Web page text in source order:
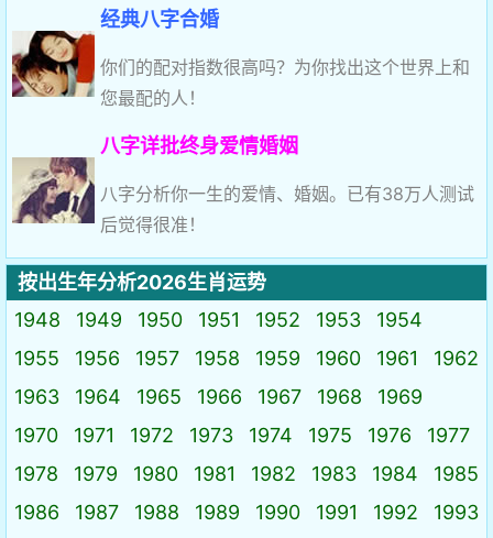
经典八字合婚
你们的配对指数很高吗？为你找出这个世界上和
您最配的人！
八字详批终身爱情婚姻
八字分析你一生的爱情、婚姻。已有38万人测试
后觉得很准！
按出生年分析2026生肖运势
1948
1949 1950 1951 1952 1953
1954
1955
1956 1957 1958 1959 1960 1961
1962
1963
1964 1965 1966 1967 1968
1969
1970
1971 1972 1973 1974 1975 1976
1977
1978
1979 1980 1981 1982 1983 1984
1985
1986
1987 1988 1989 1990 1991 1992
1993